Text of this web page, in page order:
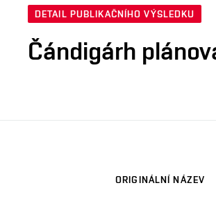
DETAIL PUBLIKAČNÍHO VÝSLEDKU
Čándigárh
ORIGINÁLNÍ NÁZEV